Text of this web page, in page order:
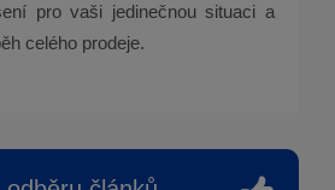
pro vaši jedinečnou situaci a
celého prodeje.